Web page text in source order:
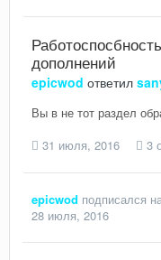
дополнений
epicwod ответил
Вы в не тот раздел
31 июля, 2016
3
epicwod подписался
28 июля, 2016